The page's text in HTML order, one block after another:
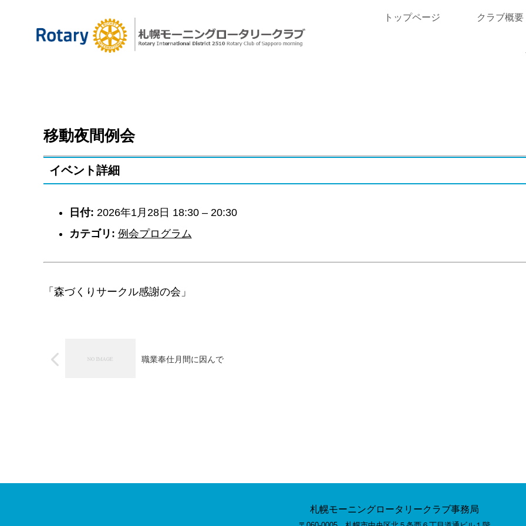
トップページ クラブ概要
移動夜間例会
イベント詳細
日付: 2026年1月28日 18:30– 20:30
カテゴリ: 例会プログラム
「森づくりサークル感謝の会」
職業奉仕月間に因んで
札幌モーニングロータリークラブ事務局